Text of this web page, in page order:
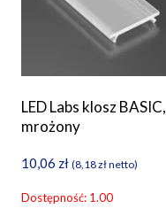
LED Labs klosz BASIC,
mrożony
10,06 zł (8,18złnetto)
Dostępność: 1.00